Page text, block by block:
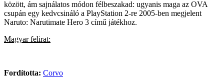
között, ám sajnálatos módon félbeszakad: ugyanis maga az OVA
csupán egy kedvcsináló a PlayStation 2-re 2005-ben megjelent
Naruto: Narutimate Hero 3 című játékhoz.
Magyar felirat:
Fordította: Corvo